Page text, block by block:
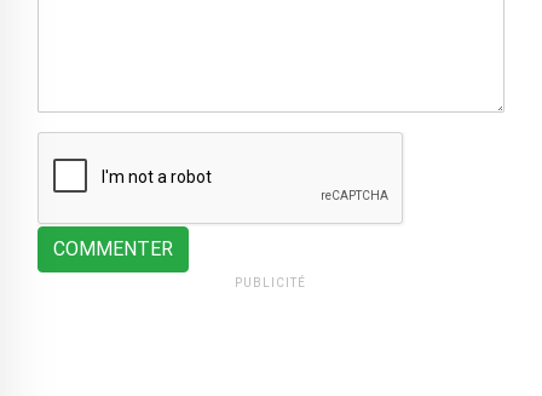
COMMENTER
PUBLICITÉ